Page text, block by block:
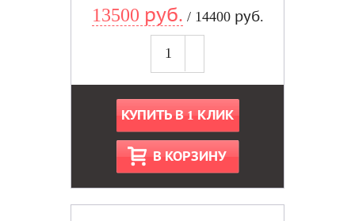
13500 руб. / 14400 руб.
КУПИТЬ В 1 КЛИК
В КОРЗИНУ